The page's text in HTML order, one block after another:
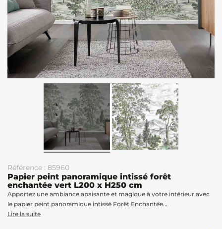
Référence : 85960
Papier peint panoramique intissé forêt
enchantée vert L200 x H250 cm
Apportez une ambiance apaisante et magique à votre intérieur avec
le papier peint panoramique intissé Forêt Enchantée...
Lire la suite